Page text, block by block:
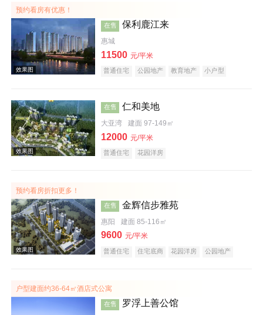
效果图
效果图
预约看房有优惠！
效果图
在售 保利鹿江来
惠城
11500 元/平米
普通住宅 公园地产 教育地产 小户型
在售 仁和美地
大亚湾 建面 97-149㎡
12000 元/平米
普通住宅 花园洋房
预约看房折扣更多！
在售 金辉信步雅苑
惠阳 建面 85-116㎡
9600 元/平米
普通住宅 住宅底商 花园洋房
公园地产
户型建面约36-64㎡酒店式公寓
在售 罗浮上善公馆